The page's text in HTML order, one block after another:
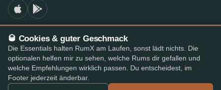
© 2026 RumX
RumX® ist eine eingetragene Unionsmarke (EUTM Nr. 018407164).
Impressum Datenschutzrichtlinie Cookie-EinstellungenAGB
🥃 Cookies & guter Geschmack
Die Essentials halten RumX am Laufen, sonst lädt nichts. Die
optionalen helfen mir zu sehen, welche Rums dir gefallen und
welche Empfehlungen wirklich passen. Du entscheidest, im
Footer jederzeit änderbar.